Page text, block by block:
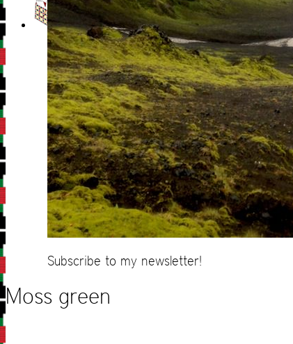
Subscribe to my newsletter!
Moss green